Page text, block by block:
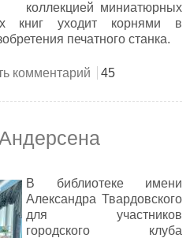
коллекцией миниатюрных
книг уходит корнями в
печатного станка.
книжки большой библиотеки
комментарий
45
В библиотеке имени
Александра Твардовского
для участников
городского клуба